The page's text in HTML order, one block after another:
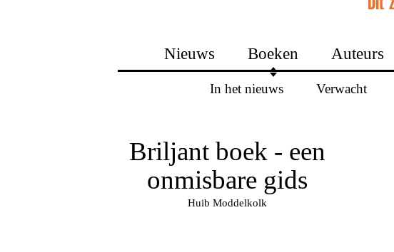
Nieuws Boeken
In het nieuws Verwacht
Auteurs
Briljant boek - een
onmisbare gids
Huib Moddelkolk